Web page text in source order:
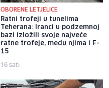
OBORENE LETJELICE
Ratni trofeji u tunelima
Teherana: Iranci u podzemnoj
bazi izložili svoje najveće
ratne trofeje, među njima i F-
15
16 sati